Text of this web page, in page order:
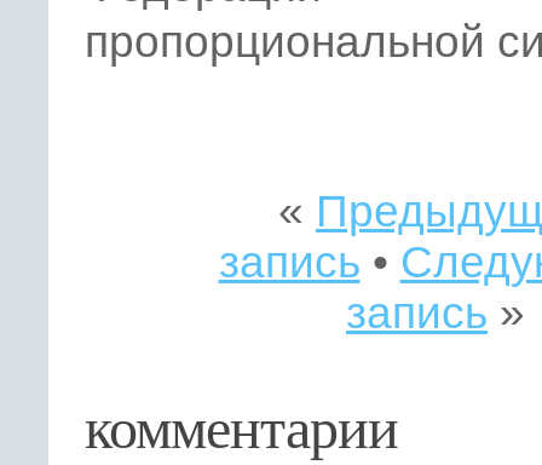
пропорциональной
«
запись •
запись »
комментарии